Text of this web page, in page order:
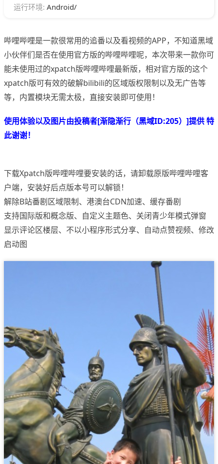
运行环境: Android/
哔哩哔哩是一款很常用的追番以及看视频的APP，不知道黑域
小伙伴们是否在使用官方版的哔哩哔哩呢，本次带来一款你可
能未使用过的xpatch版哔哩哔哩最新版，相对官方版的这个
xpatch版可有效的破解bilibili的区域版权限制以及无广告等
等，内置模块无需太极，直接安装即可使用！
使用体验以及图片由投稿者[渐隐渐行（黑域ID:205）]提供 特
此谢谢！
下载Xpatch版哔哩哔哩要安装的话，请卸载原版哔哩哔哩客
户端，安装好后点版本号可以解锁！
解除B站番剧区域限制、港澳台CDN加速、缓存番剧
支持国际版和概念版、自定义主题色、关闭青少年模式弹窗
显示评论区楼层、不以小程序形式分享、自动点赞视频、修改
启动图